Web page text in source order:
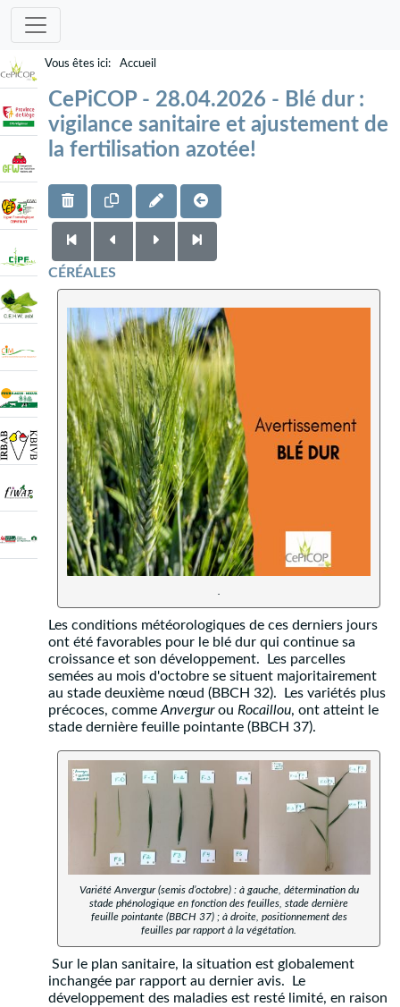
Accueil
CePiCOP - 28.04.2026 - Blé dur :
vigilance sanitaire et ajustement de
la fertilisation azotée!
CÉRÉALES
Les conditions météorologiques de ces derniers jours
ont été favorables pour le blé dur qui continue sa
croissance et son développement. Les parcelles
semées au mois d'octobre se situent majoritairement
au stade deuxième nœud (BBCH 32). Les variétés plus
précoces, comme Anvergurou Rocaillou, ont atteint le
stade dernière feuille pointante (BBCH 37).
Variété Anvergur (semis d’octobre) : à gauche, détermination du
stade phénologique en fonction des feuilles, stade dernière
feuille pointante (BBCH 37) ; à droite, positionnement des
feuilles par rapport à la végétation.
Sur le plan sanitaire, la situation est globalement
inchangée par rapport au dernier avis. Le
développement des maladies est resté limité, en raison